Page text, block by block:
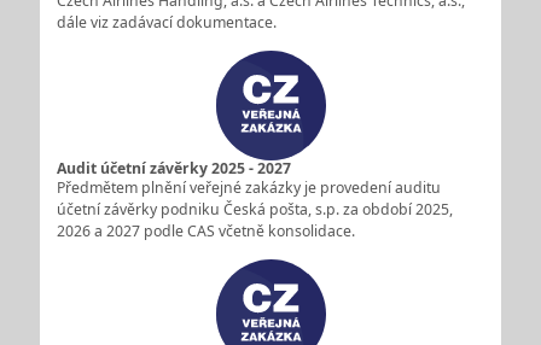
dále viz zadávací dokumentace.
Audit účetní závěrky 2025 - 2027
Předmětem plnění veřejné zakázky je provedení auditu
účetní závěrky podniku Česká pošta, s.p. za období 2025,
2026 a 2027 podle CAS včetně konsolidace.